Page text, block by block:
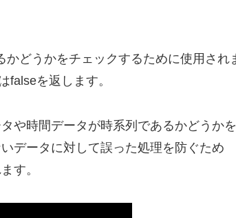
かどうかをチェックするために使用され
falseを返します。
や時間データが時系列であるかどうかを
データに対して誤った処理を防ぐため
す。